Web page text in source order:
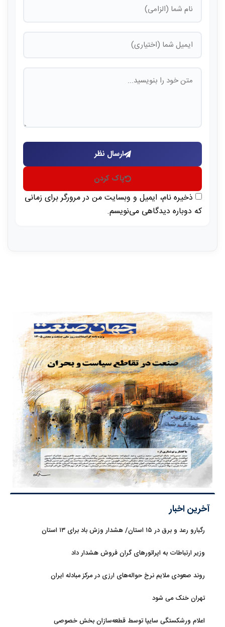
ارسال نظر
پاک کردن
ذخیره نام، ایمیل و وبسایت من در مرورگر برای زمانی
که دوباره دیدگاهی می‌نویسم.
آخرین اخبار
رگبارو رعد و برق در ۱۵ استان/ هشدار وزش باد برای ۱۳ استان‌
وزیر ارتباطات به اپراتورهای گران فروش هشدار داد
روند صعودی ملایم نرخ حواله‌های ارزی در مرکز مبادله ایران
تهران خنک می شود
اعلام ورشکستگی سایپا توسط قطعه‌سازان بخش خصوصی